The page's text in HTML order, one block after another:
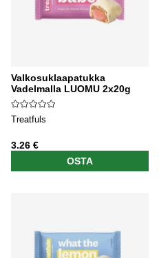
Valkosuklaapatukka
Vadelmalla LUOMU 2x20g
Treatfuls
3.26 €
OSTA